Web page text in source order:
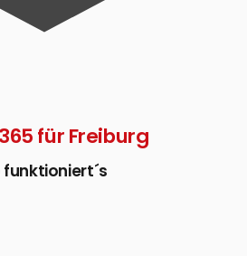
für Freiburg
funktioniert´s